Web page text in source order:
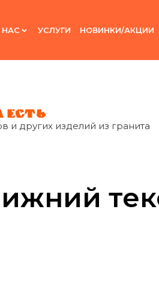
НАС УСЛУГИ НОВИНКИ/АКЦИИ
ЕСТЬ
и других изделий из гранита